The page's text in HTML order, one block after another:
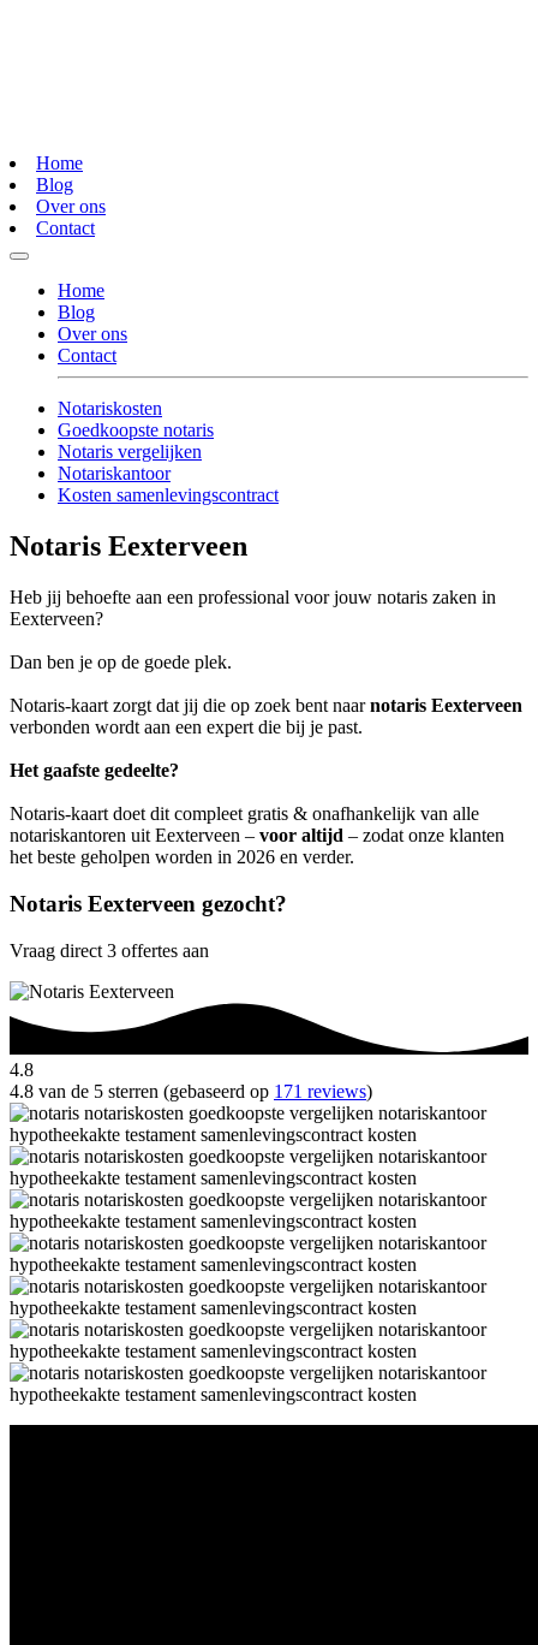
Home
Blog
Over ons
Contact
Home
Blog
Over ons
Contact
Notariskosten
Goedkoopste notaris
Notaris vergelijken
Notariskantoor
Kosten samenlevingscontract
Notaris Eexterveen
Heb jij behoefte aan een professional voor jouw notaris zaken in
Eexterveen?
Dan ben je op de goede plek.
Notaris-kaart zorgt dat jij die op zoek bent naarnotaris Eexterveen
verbonden wordt aan een expert die bij je past.
Het gaafste gedeelte?
Notaris-kaart doet dit compleet gratis & onafhankelijk van alle
notariskantoren uit Eexterveen – voor altijd – zodat onze klanten
het beste geholpen worden in 2026 en verder.
Notaris Eexterveen gezocht?
Vraag direct 3 offertes aan
4.8
4.8 van de 5 sterren (gebaseerd op 171 reviews)